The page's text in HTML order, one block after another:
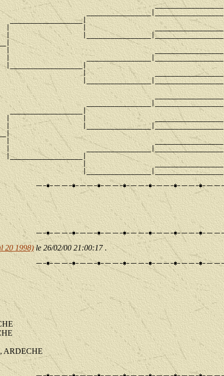
_________________
________________|_________________
|                 _________________
|________________|_________________
_________________
________________|_________________
|                 _________________
|________________|_________________
_________________
________________|_________________
__________________|
|                  |                 _________________
|                  |________________|_________________
_________________
|                   ________________|_________________
|__________________|
|                 _________________
20 1998)le 26/02/00 21:00:17 .
ARDECHE